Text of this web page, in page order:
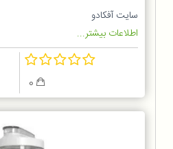
سایت آفکادو
اطلاعات بیشتر...